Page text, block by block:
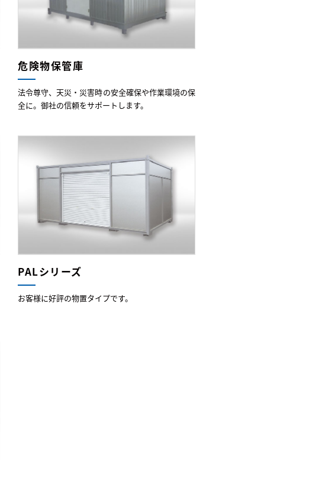
危険物保管庫
法令尊守、天災・災害時の安全確保や作業環境の保
全に。御社の信頼をサポートします。
PALシリーズ
お客様に好評の物置タイプです。